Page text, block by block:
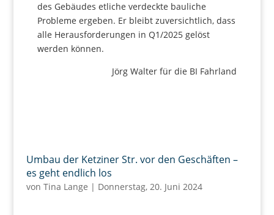
des Gebäudes etliche verdeckte bauliche
Probleme ergeben. Er bleibt zuversichtlich, dass
alle Herausforderungen in Q1/2025 gelöst
werden können.
Jörg Walter für die BI Fahrland
Umbau der Ketziner Str. vor den Geschäften –
es geht endlich los
von Tina Lange | Donnerstag, 20. Juni 2024